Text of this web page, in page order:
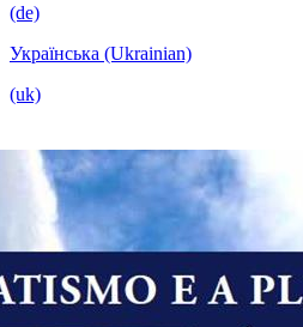
Українська (Ukrainian)